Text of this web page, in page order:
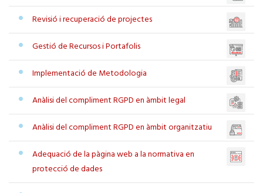
Revisió i recuperació de projectes
Gestió de Recursos i Portafolis
Implementació de Metodologia
Anàlisi del compliment RGPD en àmbit legal
Anàlisi del compliment RGPD en àmbit organitzatiu
Adequació de la pàgina web a la normativa en
protecció de dades